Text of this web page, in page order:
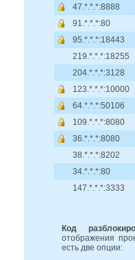
47.*.*.*:8888
91.*.*.*:80
95.*.*.*:18443
219.*.*.*:18255
204.*.*.*:3128
123.*.*.*:10000
64.*.*.*:50106
109.*.*.*:8080
36.*.*.*:8080
38.*.*.*:8202
34.*.*.*:80
147.*.*.*:3333
Код
отображения
есть две опции: